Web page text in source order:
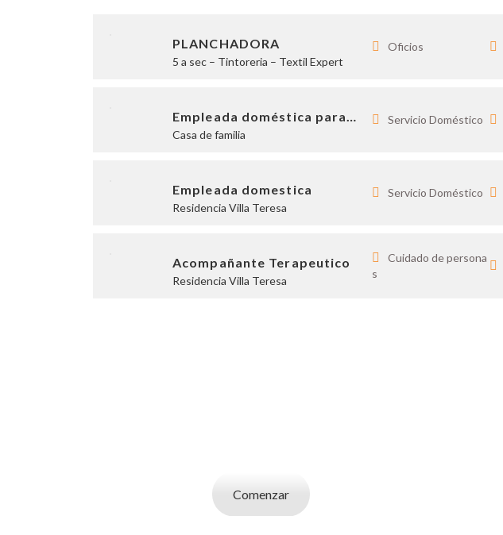
PLANCHADORA
5 a sec – Tintoreria – Textil Expert
Oficios
Empleada doméstica para…
Casa de familia
Servicio Doméstico
Empleada domestica
Residencia Villa Teresa
Servicio Doméstico
Acompañante Terapeutico
Residencia Villa Teresa
Cuidado de persona
s
Comenzar